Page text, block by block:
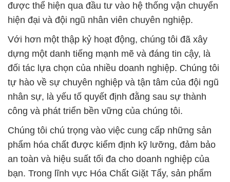
được thể hiện qua đầu tư vào hệ thống vận chuyển
hiện đại và đội ngũ nhân viên chuyên nghiệp.
Với hơn một thập kỷ hoạt động, chúng tôi đã xây
dựng một danh tiếng mạnh mẽ và đáng tin cậy, là
đối tác lựa chọn của nhiều doanh nghiệp. Chúng tôi
tự hào về sự chuyên nghiệp và tận tâm của đội ngũ
nhân sự, là yếu tố quyết định đằng sau sự thành
công và phát triển bền vững của chúng tôi.
Chúng tôi chú trọng vào việc cung cấp những sản
phẩm hóa chất được kiểm định kỹ lưỡng, đảm bảo
an toàn và hiệu suất tối đa cho doanh nghiệp của
bạn. Trong lĩnh vực Hóa Chất Giặt Tẩy, sản phẩm